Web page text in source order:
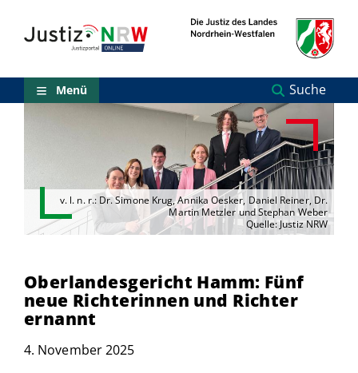
Inhalt
(Sprungmarken)
Menü
Zur
Entscheidungssuche
Hauptnavigation
Zum
aktuellen
ausgewählten
Links
zu
einzelnen
Menü Suche
v. l. n. r.: Dr. Simone Krug, Annika Oesker, Daniel Reiner, Dr.
Martin Metzler und Stephan Weber
Quelle: Justiz NRW
Oberlandesgericht Hamm: Fünf
neue Richterinnen und Richter
ernannt
4. November 2025